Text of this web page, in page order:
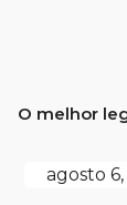
O melhor
agosto